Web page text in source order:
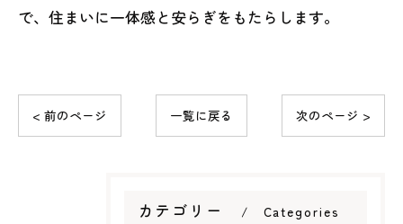
で、住まいに一体感と安らぎをもたらします。
< 前のページ 一覧に戻る 次のページ >
カテゴリー Categories